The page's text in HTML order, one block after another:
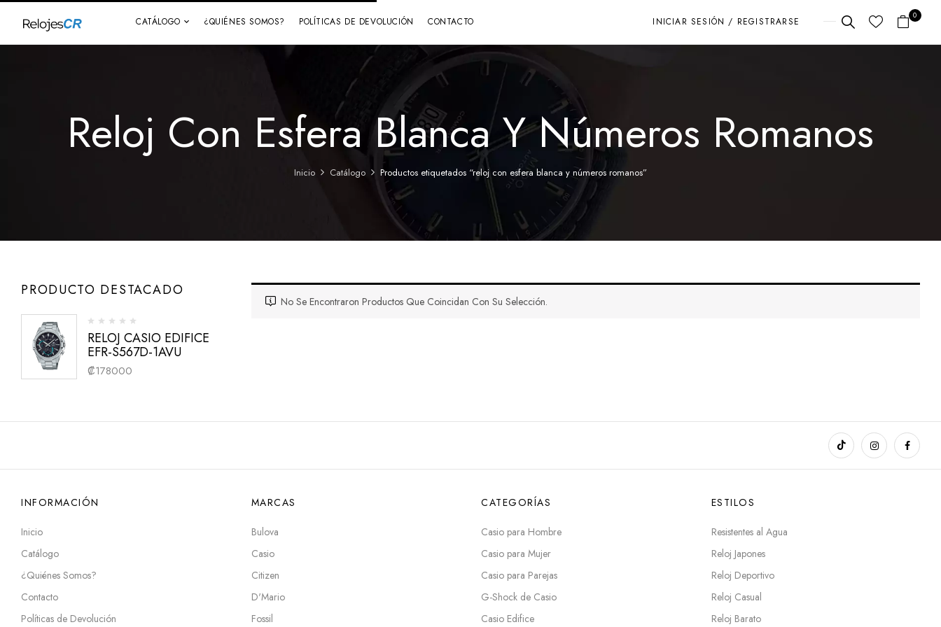
CATÁLOGO ¿QUIÉNES SOMOS? POLÍTICAS DE DEVOLUCIÓN CONTACTO INICIAR SESIÓN / REGISTRARSE
0
Reloj Con Esfera Blanca Y Números Romanos
Inicio Catálogo Productos etiquetados “reloj con esfera blanca y números romanos”
PRODUCTO DESTACADO
RELOJ CASIO EDIFICE
EFR-S567D-1AVU
₡178000
No Se Encontraron Productos Que Coincidan Con Su Selección.
INFORMACIÓN
Inicio
Catálogo
¿Quiénes Somos?
Contacto
Políticas de Devolución
MARCAS
Bulova
Casio
Citizen
D'Mario
Fossil
CATEGORÍAS
Casio para Hombre
Casio para Mujer
Casio para Parejas
G-Shock de Casio
Casio Edifice
ESTILOS
Resistentes al Agua
Reloj Japones
Reloj Deportivo
Reloj Casual
Reloj Barato